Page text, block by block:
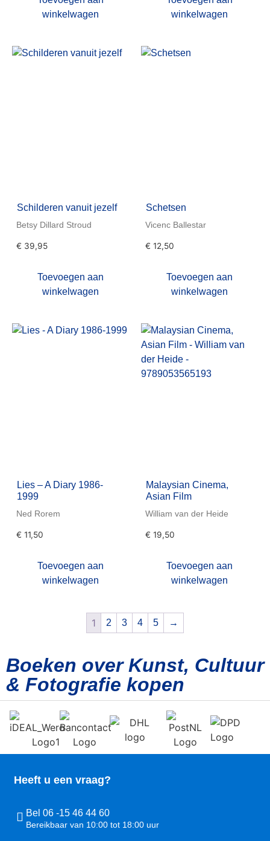
winkelwagen
winkelwagen
Schilderen vanuit jezelf
Betsy Dillard Stroud
€ 39,95
Toevoegen aan
winkelwagen
Schetsen
Vicenc Ballestar
€ 12,50
Toevoegen aan
winkelwagen
Lies – A Diary 1986-
1999
Ned Rorem
€ 11,50
Toevoegen aan
winkelwagen
Malaysian Cinema,
Asian Film
William van der Heide
€ 19,50
Toevoegen aan
winkelwagen
1 2 3 4 5 →
Boeken over Kunst, Cultuur
& Fotografie kopen
Heeft u een vraag?
Bel 06 -15 46 44 60
Bereikbaar van 10:00 tot 18:00 uur